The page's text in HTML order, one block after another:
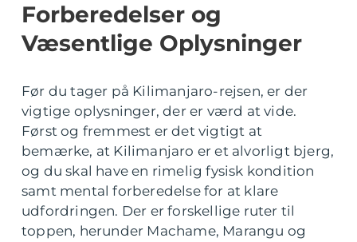
Forberedelser og
Væsentlige Oplysninger
Før du tager på Kilimanjaro-rejsen, er der
vigtige oplysninger, der er værd at vide.
Først og fremmest er det vigtigt at
bemærke, at Kilimanjaro er et alvorligt bjerg,
og du skal have en rimelig fysisk kondition
samt mental forberedelse for at klare
udfordringen. Der er forskellige ruter til
toppen, herunder Machame, Marangu og